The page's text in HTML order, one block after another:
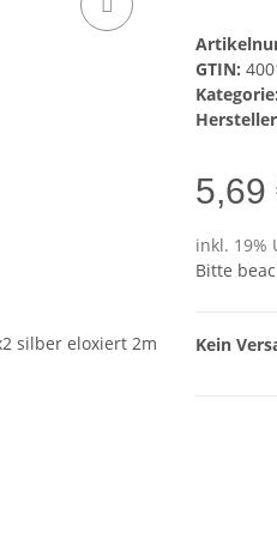
GTIN:
Kategorie:
5,69
inkl. 19%
Bitte
Kein